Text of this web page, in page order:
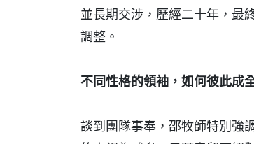
並長期交涉，歷經二十年，最
調整。
不同性格的領袖，如何彼此成
談到團隊事奉，邵牧師特別強